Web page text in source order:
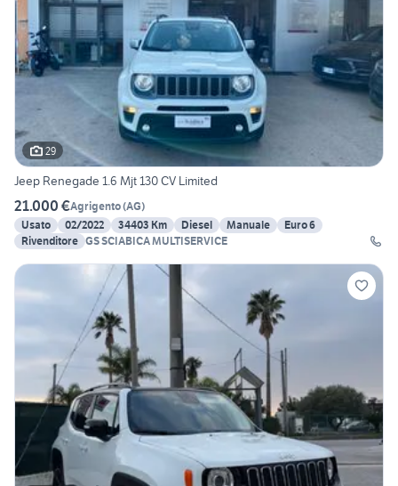
29
Jeep Renegade 1.6 Mjt 130 CV Limited
21.000 €Agrigento(AG)
Usato
02/2022 34403 Km Diesel Manuale
Euro 6
Rivenditore GS SCIABICA MULTISERVICE